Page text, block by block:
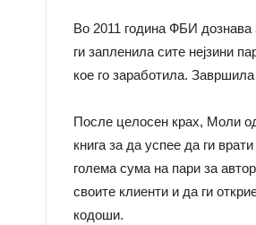
Во 2011 година ФБИ дознава
ги запленила сите нејзини
кое го заработила.
После целосен крах, Моли
книга за да успее да ги
голема сума на пари за
своите клиенти и да ги
кодоши.